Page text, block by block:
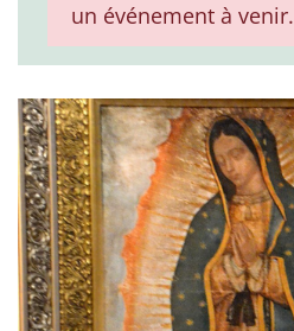
un événement à venir.